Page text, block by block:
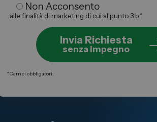
Non Acconsento
alle finalità di marketing di cui al punto 3.b*
Invia Richiesta
senza impegno
*Campi obbligatori.